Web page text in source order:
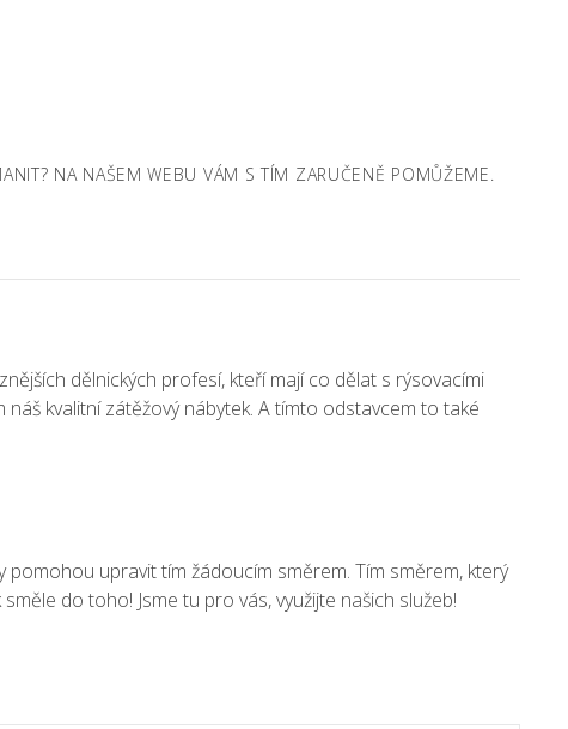
NA NAŠEM WEBU VÁM S TÍM ZARUČENĚ POMŮŽEME.
dělnických profesí, kteří mají co dělat s rýsovacími
kvalitní zátěžový nábytek. A tímto odstavcem to také
upravit tím žádoucím směrem. Tím směrem, který
do toho! Jsme tu pro vás, využijte našich služeb!